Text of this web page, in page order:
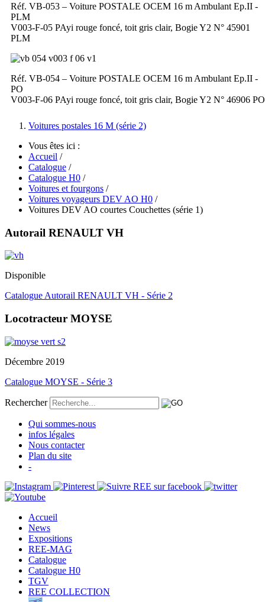
Réf. VB-053 – Voiture POSTALE OCEM 16 m Ambulant Ep.II -
PLM
V003-F-05 PAyi rouge foncé, toit gris clair, Bogie Y2 N° 45901
PLM
Réf. VB-054 – Voiture POSTALE OCEM 16 m Ambulant Ep.II -
PO
V003-F-06 PAyi rouge foncé, toit gris clair, Bogie Y2 N° 46906 PO
Voitures postales 16 M (série 2)
Vous êtes ici :
Accueil /
Catalogue /
Catalogue H0 /
Voitures et fourgons /
Voitures voyageurs DEV AO H0 /
Voitures DEV AO courtes Couchettes (série 1)
Autorail RENAULT VH
Disponible
Catalogue Autorail RENAULT VH - Série 2
Locotracteur MOYSE
Décembre 2019
Catalogue MOYSE - Série 3
Rechercher
Qui sommes-nous
infos légales
Nous contacter
Plan du site
-
Accueil
News
Expositions
REE-MAG
Catalogue
Catalogue H0
TGV
REE COLLECTION